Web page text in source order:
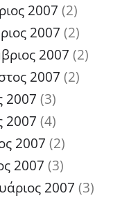
2007 (2)
2007 (2)
2007 (2)
2007 (2)
2007 (3)
2007 (4)
2007 (2)
2007 (3)
2007 (3)